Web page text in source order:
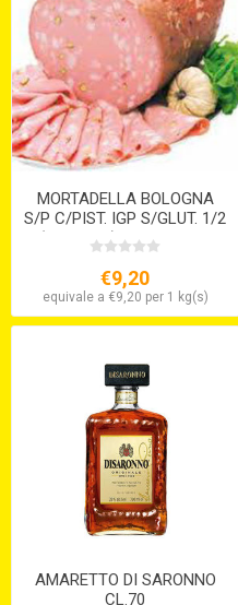
MORTADELLA BOLOGNA
S/P C/PIST. IGP S/GLUT. 1/2
( ca. 5 kg. ) diam. 18 Cm
€9,20
equivale a €9,20 per 1 kg(s)
AMARETTO DI SARONNO
CL.70